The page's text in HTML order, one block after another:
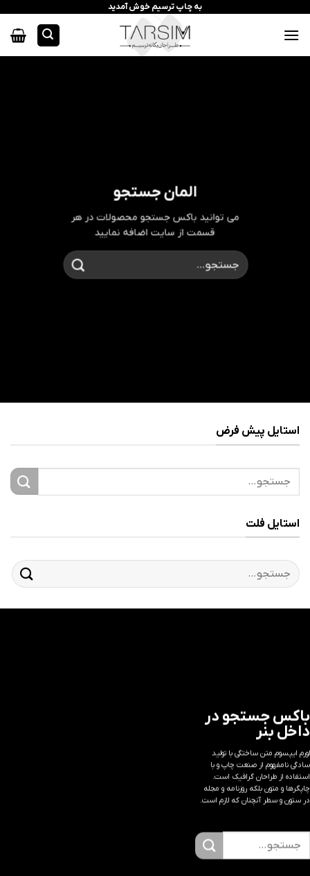
محتوا
به چاپ ترسیم خوش آمدید
المان جستجو
می توانید باکس جستجو محصولات در هر
قسمت از سایت اضافه نمایید
جستجو
برای:
استایل پیش فرض
برای:
استایل فلت
جستجو
برای:
باکس جستجو در
داخل بنر
لورم ایپسوم متن ساختگی با تولید
سادگی نامفهوم از صنعت چاپ و با
استفاده از طراحان گرافیک است.
چاپگرها و متون بلکه روزنامه و مجله
در ستون و سطر آنچنان که لازم است.
جستجو
برای: